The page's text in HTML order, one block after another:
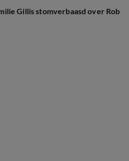
Gillis stomverbaasd over Rob